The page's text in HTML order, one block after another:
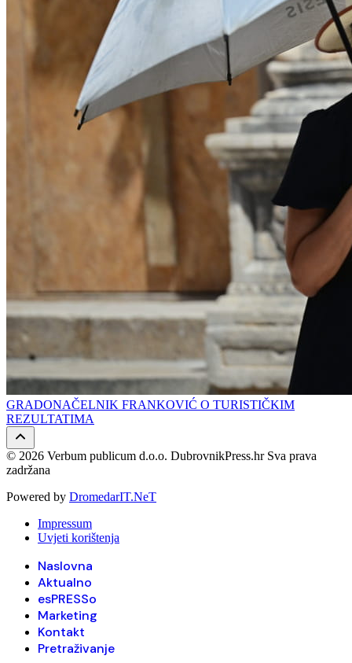
GRADONAČELNIK FRANKOVIĆ O TURISTIČKIM
REZULTATIMA
© 2026 Verbum publicum d.o.o. DubrovnikPress.hr Sva prava
zadržana
Powered by DromedarIT.NeT
Impressum
Uvjeti korištenja
Naslovna
Aktualno
esPRESSo
Marketing
Kontakt
Pretraživanje